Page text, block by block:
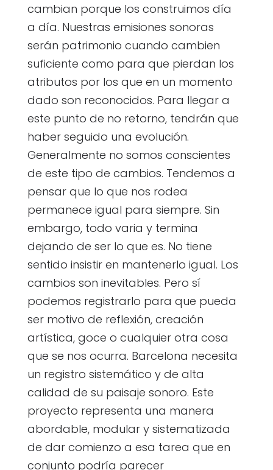
cambian porque los construimos día
a día. Nuestras emisiones sonoras
serán patrimonio cuando cambien
suficiente como para que pierdan los
atributos por los que en un momento
dado son reconocidos. Para llegar a
este punto de no retorno, tendrán que
haber seguido una evolución.
Generalmente no somos conscientes
de este tipo de cambios. Tendemos a
pensar que lo que nos rodea
permanece igual para siempre. Sin
embargo, todo varia y termina
dejando de ser lo que es. No tiene
sentido insistir en mantenerlo igual. Los
cambios son inevitables. Pero sí
podemos registrarlo para que pueda
ser motivo de reflexión, creación
artística, goce o cualquier otra cosa
que se nos ocurra. Barcelona necesita
un registro sistemático y de alta
calidad de su paisaje sonoro. Este
proyecto representa una manera
abordable, modular y sistematizada
de dar comienzo a esa tarea que en
conjunto podría parecer